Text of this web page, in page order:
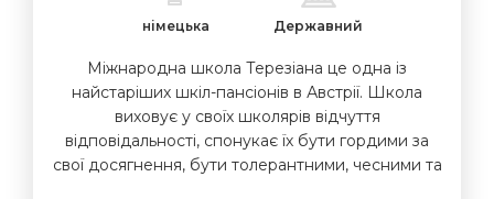
німецька Державний
Міжнародна школа Терезіана це одна із
найстаріших шкіл-пансіонів в Австрії. Школа
виховує у своїх школярів відчуття
відповідальності, спонукає їх бути гордими за
свої досягнення, бути толерантними, чесними та